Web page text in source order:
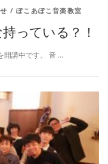
/ぽこあぽこ音楽教室
っている？！
開講中です。 音 …